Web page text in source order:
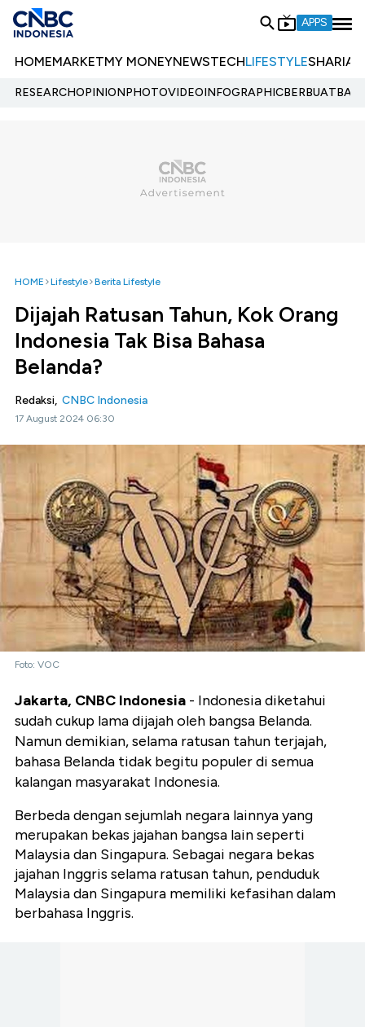
APPS
HOMEMARKETMY MONEYNEWSTECHLIFESTYLESHARIA
RESEARCHOPINIONPHOTOVIDEOINFOGRAPHIC
HOME Lifestyle Berita Lifestyle
Dijajah Ratusan Tahun, Kok Orang
Indonesia Tak Bisa Bahasa
Belanda?
Redaksi, CNBC Indonesia
17 August 2024 06:30
Foto: VOC
Jakarta, CNBC Indonesia - Indonesia diketahui
sudah cukup lama dijajah oleh bangsa Belanda.
Namun demikian, selama ratusan tahun terjajah,
bahasa Belanda tidak begitu populer di semua
kalangan masyarakat Indonesia.
Berbeda dengan sejumlah negara lainnya yang
merupakan bekas jajahan bangsa lain seperti
Malaysia dan Singapura. Sebagai negara bekas
jajahan Inggris selama ratusan tahun, penduduk
Malaysia dan Singapura memiliki kefasihan dalam
berbahasa Inggris.